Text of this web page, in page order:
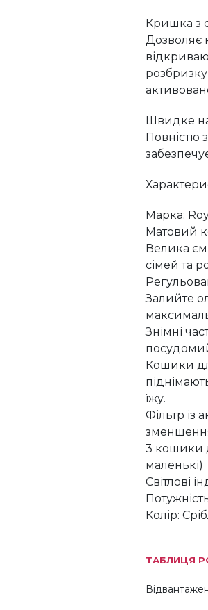
Кришка з
Дозволяє
Швидке
Повністю
Марка:
Матовий
Велика
сімей та
Залийте
Знімні
Кошики
їжу.
Фільтр із
3 кошики
маленькі)
Світлові
Колір:
ТАБЛИЦЯ